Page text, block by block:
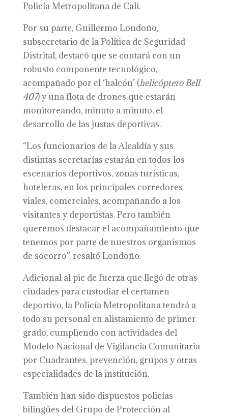
Policía Metropolitana de Cali.
Por su parte, Guillermo Londoño,
subsecretario de la Política de Seguridad
Distrital, destacó que se contará con un
robusto componente tecnológico,
acompañado por el ‘halcón’ (helicóptero Bell
407) y una flota de drones que estarán
monitoreando, minuto a minuto, el
desarrollo de las justas deportivas.
“Los funcionarios de la Alcaldía y sus
distintas secretarías estarán en todos los
escenarios deportivos, zonas turísticas,
hoteleras, en los principales corredores
viales, comerciales, acompañando a los
visitantes y deportistas. Pero también
queremos destacar el acompañamiento que
tenemos por parte de nuestros organismos
de socorro”, resaltó Londoño.
Adicional al pie de fuerza que llegó de otras
ciudades para custodiar el certamen
deportivo, la Policía Metropolitana tendrá a
todo su personal en alistamiento de primer
grado, cumpliendo con actividades del
Modelo Nacional de Vigilancia Comunitaria
por Cuadrantes, prevención, grupos y otras
especialidades de la institución.
También han sido dispuestos policías
bilingües del Grupo de Protección al